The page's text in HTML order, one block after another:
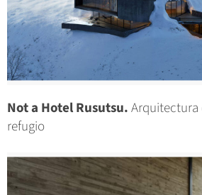
Not a Hotel Rusutsu.Arquitectura
refugio